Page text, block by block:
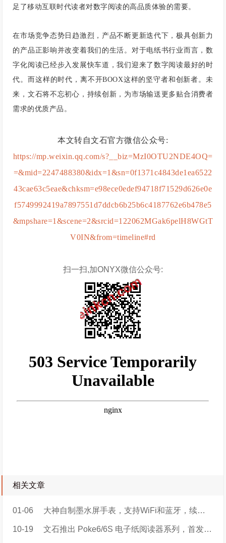
足了移动互联时代读者对数字阅读的高品质体验的需要。
在市场竞争态势日趋激烈，产品不断更新迭代下，极具创新力
的产品正影响并改变着我们的生活。对于电纸书行业而言，数
字化阅读已经步入发展快车道，我们迎来了数字阅读最好的时
代。而这样的时代，离不开BOOX这样的坚守者和创新者。未
来，文石将不忘初心，持续创新，为市场输送更多贴合消费者
需求的优质产品。
本文转自文石官方微信公众号:
https://mp.weixin.qq.com/s?__biz=MzI0OTU2NDE4OQ=
=&mid=2247488380&idx=1&sn=0f1371c4843de1ea6522
43cae63c5eae&chksm=e98ece0edef94718f71529d626e0e
f5749992419a7897551d7ddcb6b25b6c4187762e6b478e5
&mpshare=1&scene=2&srcid=122062MGak6pelH8WGtT
V0IN&from=timeline#rd
扫一扫,加ONYX微信公众号:
相关文章
01-06 大神自制墨水屏手表，支持WiFi和蓝牙，续航可达5天
10-19 文石推出 Poke6/6S 电子纸阅读器系列，首发 899 元起